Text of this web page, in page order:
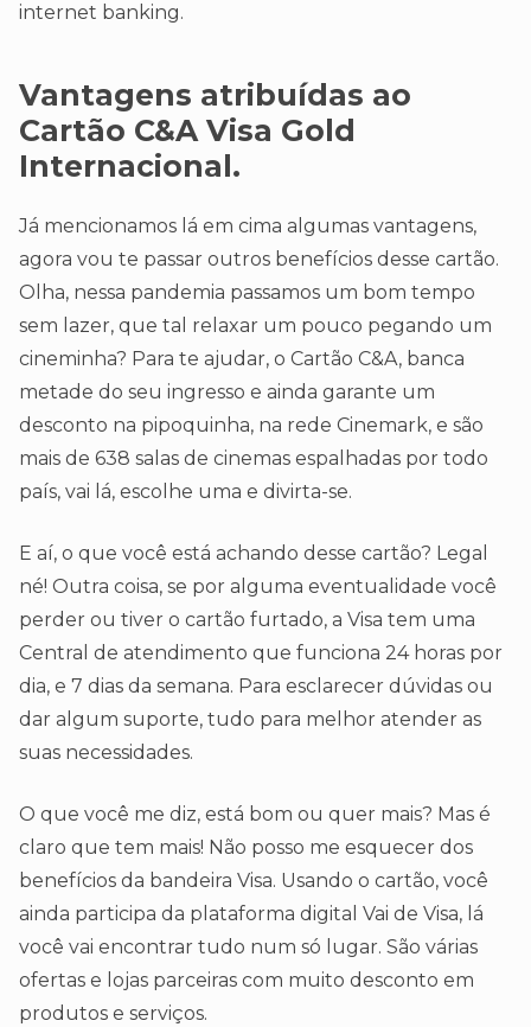
internet banking.
Vantagens atribuídas ao
Cartão C&A Visa Gold
Internacional.
Já mencionamos lá em cima algumas vantagens,
agora vou te passar outros benefícios desse cartão.
Olha, nessa pandemia passamos um bom tempo
sem lazer, que tal relaxar um pouco pegando um
cineminha? Para te ajudar, o Cartão C&A, banca
metade do seu ingresso e ainda garante um
desconto na pipoquinha, na rede Cinemark, e são
mais de 638 salas de cinemas espalhadas por todo
país, vai lá, escolhe uma e divirta-se.
E aí, o que você está achando desse cartão? Legal
né! Outra coisa, se por alguma eventualidade você
perder ou tiver o cartão furtado, a Visa tem uma
Central de atendimento que funciona 24 horas por
dia, e 7 dias da semana. Para esclarecer dúvidas ou
dar algum suporte, tudo para melhor atender as
suas necessidades.
O que você me diz, está bom ou quer mais? Mas é
claro que tem mais! Não posso me esquecer dos
benefícios da bandeira Visa. Usando o cartão, você
ainda participa da plataforma digital Vai de Visa, lá
você vai encontrar tudo num só lugar. São várias
ofertas e lojas parceiras com muito desconto em
produtos e serviços.